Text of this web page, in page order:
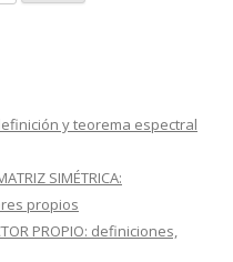
definición y teorema espectral
SIMÉTRICA:
propios
PROPIO: definiciones,